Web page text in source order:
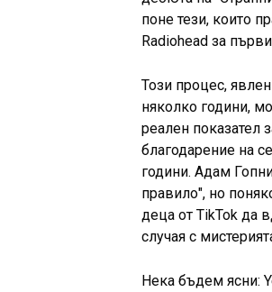
поне тези, които
Radiohead за
Този процес,
няколко години,
реален показател
благодарение на
години. Адам
правило", но
деца от TikTok да
случая с
Нека бъдем ясни: